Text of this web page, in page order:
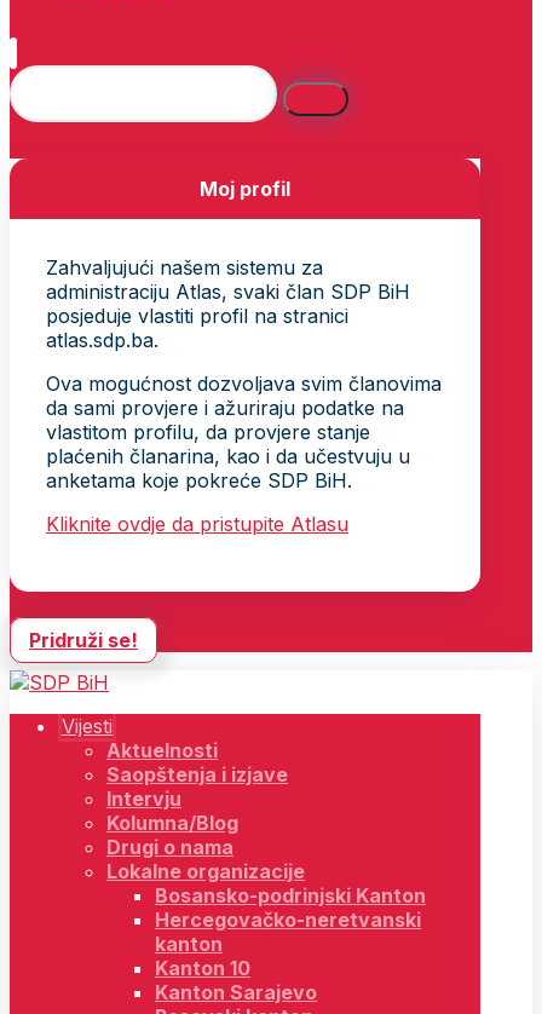
Moj profil
Zahvaljujući našem sistemu za
administraciju Atlas, svaki član SDP BiH
posjeduje vlastiti profil na stranici
atlas.sdp.ba.
Ova mogućnost dozvoljava svim članovima
da sami provjere i ažuriraju podatke na
vlastitom profilu, da provjere stanje
plaćenih članarina, kao i da učestvuju u
anketama koje pokreće SDP BiH.
Kliknite ovdje da pristupite Atlasu
Pridruži se!
Vijesti
Aktuelnosti
Saopštenja i izjave
Intervju
Kolumna/Blog
Drugi o nama
Lokalne organizacije
Bosansko-podrinjski Kanton
Hercegovačko-neretvanski
kanton
Kanton 10
Kanton Sarajevo